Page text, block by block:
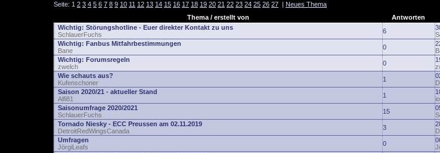
Seite: 1 2 3 4 5 6 7 8 9 10 11 12 13 14 15 16 17 18 19 20 21 22 23 24 25 26 27 | Neues Thema
Thema / erstellt von
Antworten
Wichtig: Störungshotline - Euer direkter Kontakt zu uns
SchlauerFuchs
6
Wichtig: Fanbus Mitfahrbestimmungen
Bane
0
Wichtig: Forumsregeln
zwelch
0
Wie schauts aus?
Kufenschoner
1
Saison 2020/21 - aktueller Stand
Alfi81
1
Saisonumfrage 2020/2021
SchlauerFuchs
15
Tornado Niesky - ECC Preussen am 02.11.2019
DetroitRedWingsCanada
3
Umfragen
JörgiLeafs
0